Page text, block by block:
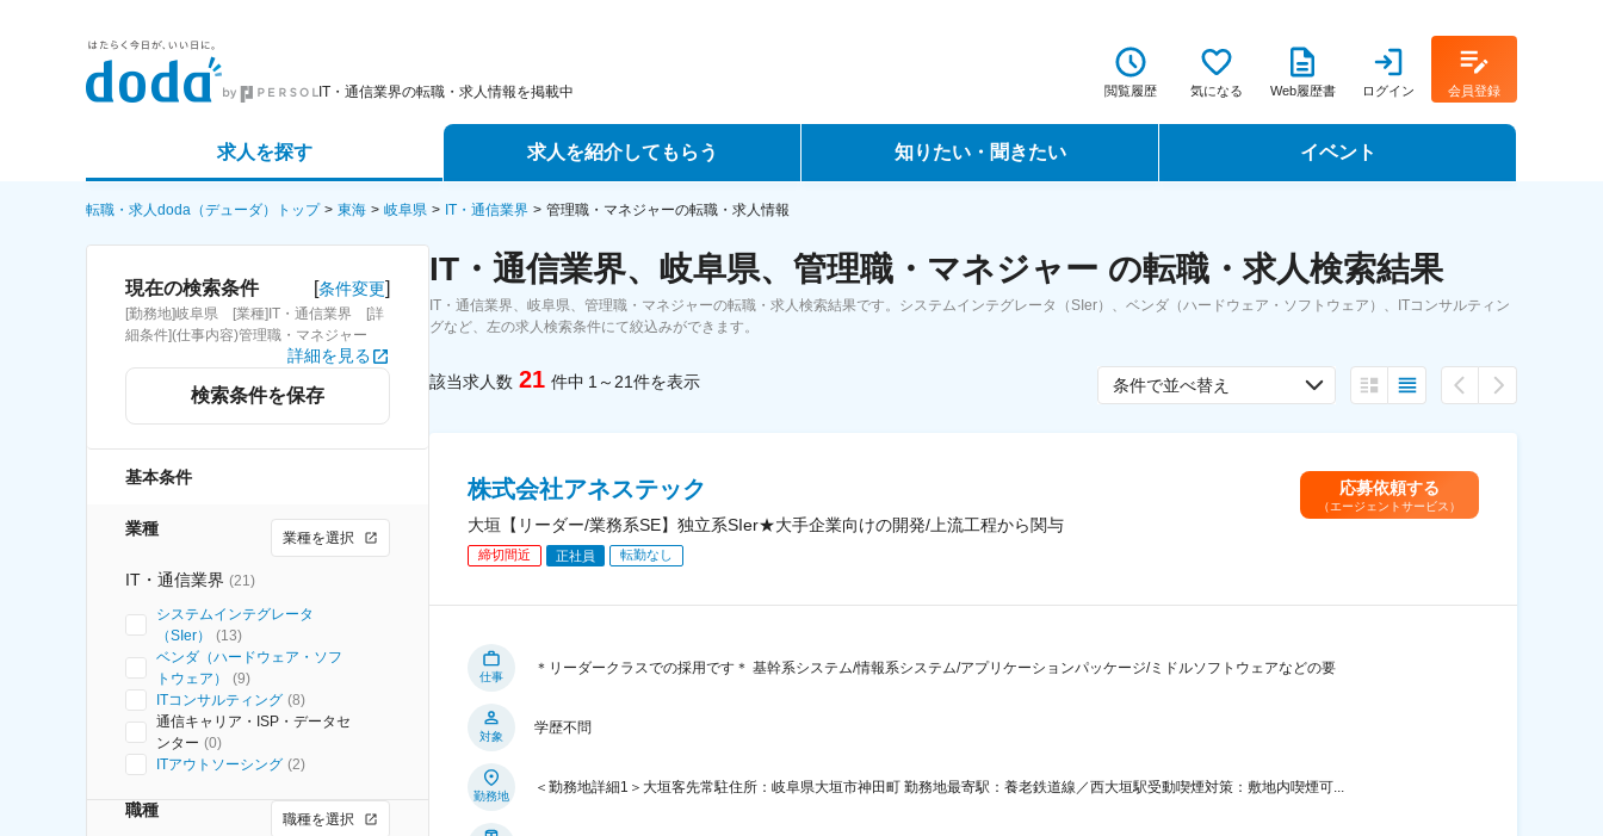
IT・通信業界の転職・求人情報を掲載中 閲覧履歴 気になる Web履歴書 ログイン 会員登録
求人を探す
詳細条件から探す
求人特集から探す
求人を紹介してもらう
エージェントサービス
スカウトサービス
パートナーエージェントサービス
知りたい・聞きたい
データで見る転職
イベント
転職フェア
転職・求人doda（デューダ）トップ 東海 岐阜県 IT・通信業界 管理職・マネジャーの転職・求人情報
現在の検索条件 [条件変更]
[勤務地]岐阜県 [業種]IT・通信業界 [詳
細条件](仕事内容)管理職・マネジャー
詳細を見る
検索条件を保存
基本条件
業種 業種を選択
IT・通信業界 (21)
システムインテグレータ
（SIer）
(13)
ベンダ（ハードウェア・ソフ
トウェア）
(9)
ITコンサルティング (8)
通信キャリア・ISP・データセ
ンター (0)
ITアウトソーシング (2)
職種 職種を選択
IT・通信業界、岐阜県、管理職・マネジャー の転職・求人検索結果
IT・通信業界、岐阜県、管理職・マネジャーの転職・求人検索結果です。システムインテグレータ（SIer）、ベンダ（ハードウェア・ソフトウェア）、ITコンサルティン
グなど、左の求人検索条件にて絞込みができます。
該当求人数 21 件中 1～21件を表示 条件で並べ替え
株式会社アネステック
大垣【リーダー/業務系SE】独立系SIer★大手企業向けの開発/上流工程から関与
締切間近 正社員 転勤なし
応募依頼する
（エージェントサービス）
仕事
＊リーダークラスでの採用です＊ 基幹系システム/情報系システム/アプリケーションパッケージ/ミドルソフトウェアなどの要
対象
学歴不問
勤務地
＜勤務地詳細1＞大垣客先常駐住所：岐阜県大垣市神田町 勤務地最寄駅：養老鉄道線／西大垣駅受動喫煙対策：敷地内喫煙可...